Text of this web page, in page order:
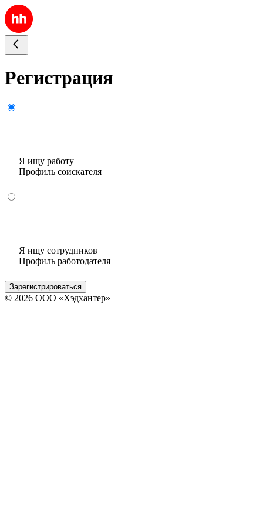
Регистрация
Я ищу работу
Профиль соискателя
Я ищу сотрудников
Профиль работодателя
Зарегистрироваться
© 2026 ООО «Хэдхантер»